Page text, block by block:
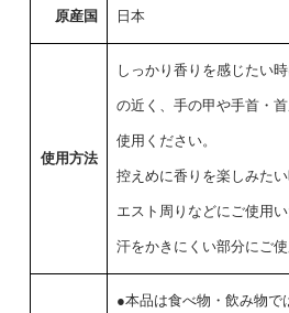
原産国 日本
使用方法
しっかり香りを感じたい
の近く、手の甲や手首・
使用ください。
控えめに香りを楽しみた
エスト周りなどにご使用
汗をかきにくい部分にご使
●本品は食べ物・飲み物で